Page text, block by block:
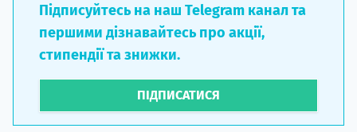
Підписуйтесь на наш Telegram канал та
першими дізнавайтесь про акції,
стипендії та знижки.
ПІДПИСАТИСЯ